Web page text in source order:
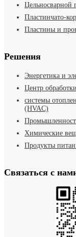
Цельносварной
Пластинчато-
Пластины и
Решения
Энергетика и
Центр
системы
(HVAC)
Химические
Продукты
Связаться с